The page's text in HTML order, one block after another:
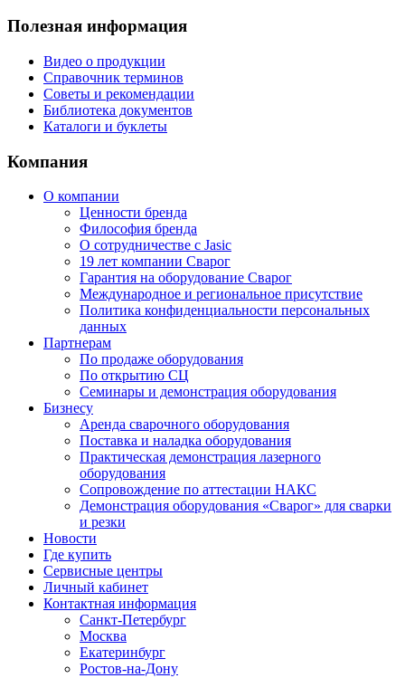
Полезная информация
Видео о продукции
Справочник терминов
Советы и рекомендации
Библиотека документов
Каталоги и буклеты
Компания
О компании
Ценности бренда
Философия бренда
О сотрудничестве с Jasic
19 лет компании Сварог
Гарантия на оборудование Сварог
Международное и региональное присутствие
Политика конфиденциальности персональных
данных
Партнерам
По продаже оборудования
По открытию СЦ
Семинары и демонстрация оборудования
Бизнесу
Аренда сварочного оборудования
Поставка и наладка оборудования
Практическая демонстрация лазерного
оборудования
Сопровождение по аттестации НАКС
Демонстрация оборудования «Сварог» для сварки
и резки
Новости
Где купить
Сервисные центры
Личный кабинет
Контактная информация
Санкт-Петербург
Москва
Екатеринбург
Ростов-на-Дону